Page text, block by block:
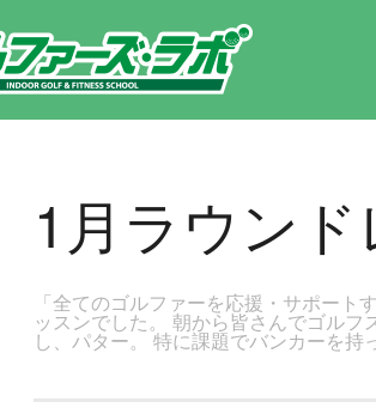
1月ラウン
「全てのゴルファーを応援・サポー
ッスンでした。 朝から皆さんでゴル
し、パター。 特に課題でバンカーを